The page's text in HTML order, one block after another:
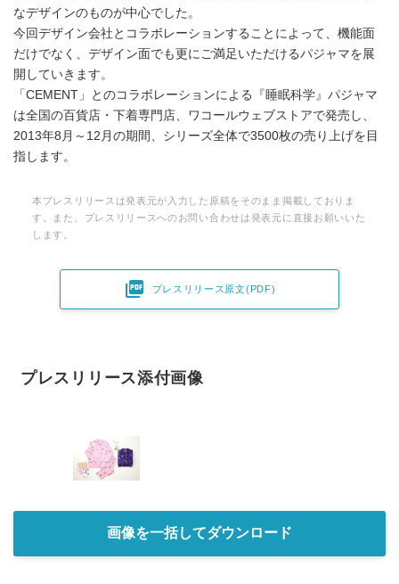
なデザインのものが中心でした。
今回デザイン会社とコラボレーションすることによって、機能面
だけでなく、デザイン面でも更にご満足いただけるパジャマを展
開していきます。
「CEMENT」とのコラボレーションによる『睡眠科学』パジャマ
は全国の百貨店・下着専門店、ワコールウェブストアで発売し、
2013年8月～12月の期間、シリーズ全体で3500枚の売り上げを目
指します。
本プレスリリースは発表元が入力した原稿をそのまま掲載しておりま
す。また、プレスリリースへのお問い合わせは発表元に直接お願いいた
します。
 プレスリリース原文(PDF)
プレスリリース添付画像
画像を一括してダウンロード